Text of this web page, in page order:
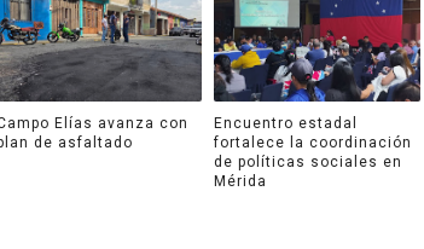
Elías avanza con
de asfaltado
Encuentro estadal
fortalece la coordinación
de políticas sociales en
Mérida